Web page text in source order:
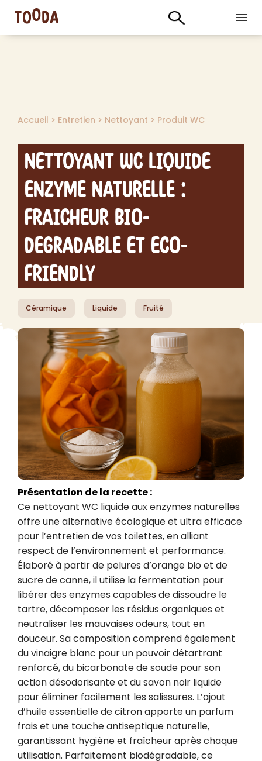
Accueil > Entretien > Nettoyant > Produit WC
Nettoyant WC Liquide
Enzyme Naturelle :
Fraicheur Bio-
Degradable et Eco-
Friendly
Céramique Liquide Fruité
Présentation de la recette :
Ce nettoyant WC liquide aux enzymes naturelles
offre une alternative écologique et ultra efficace
pour l’entretien de vos toilettes, en alliant
respect de l’environnement et performance.
Élaboré à partir de pelures d’orange bio et de
sucre de canne, il utilise la fermentation pour
libérer des enzymes capables de dissoudre le
tartre, décomposer les résidus organiques et
neutraliser les mauvaises odeurs, tout en
douceur. Sa composition comprend également
du vinaigre blanc pour un pouvoir détartrant
renforcé, du bicarbonate de soude pour son
action désodorisante et du savon noir liquide
pour éliminer facilement les salissures. L’ajout
d’huile essentielle de citron apporte un parfum
frais et une touche antiseptique naturelle,
garantissant hygiène et fraîcheur après chaque
utilisation. Parfaitement biodégradable, ce